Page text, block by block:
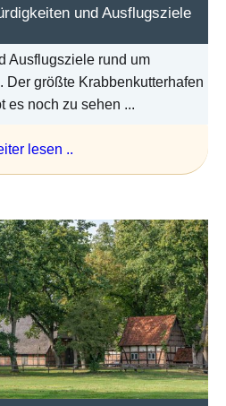
und Ausflugsziele
Ausflugsziele rund um
Der größte Krabbenkutterhafen
es noch zu sehen ...
lesen ..